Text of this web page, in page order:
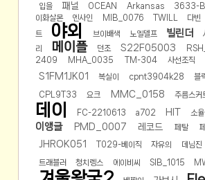
랜덤 글 보기
쇼핑
알뜰 쇼핑
해외쇼핑
입을 패널 OCEAN Arkansas 3633-
이화살몬
엔사인 MIB_0076 TWILL 다빈
트
야외 브이배색 노엘델프 빌린더
리
메이플 던조 S22F05003
2409
MHA_0035 TM-304 사선조직
S1FM1JK01 복실이 cpnt3904k28 블
CPL9T33 요크 MMC_0158 주름스커
데이
FC-2210613 a702 HIT 소율
이앵글
PMD_0007 레코드 페탈
JHROK051 T029-베이직 자유의 데님진
트래블러 청치렝스 에이비씨 SIB_1015
하이트 제로 0.00, 350ml, 24캔 - 원팡
경조사용 검정색 사계절 스판 정장 수트 - 원팡
원할머니 명품 육개장 600g 10팩 - 원팡
BEELINK 비링크 EQR6 ADM R7-7735HS 미니
수박바 제로 스크류바 제로 죠스바 제로 각 10개씩 30개
AJAZZ AK35I V3 무선 기계식 키보드 멀티 노브 104
부르르 제로콜라, 190ml, 30개 - 원팡